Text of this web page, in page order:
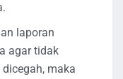
laporan
agar tidak
maka